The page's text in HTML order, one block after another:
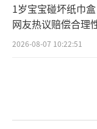
1岁宝宝碰坏纸巾
网友热议赔偿合理
2026-08-07 10:22:51